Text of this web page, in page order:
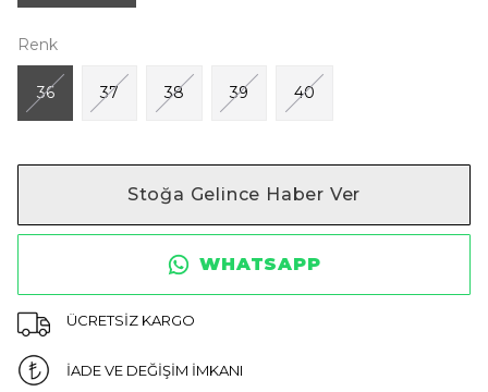
Renk
36 37 38 39 40
Stoğa Gelince Haber Ver
WHATSAPP
ÜCRETSİZ KARGO
İADE VE DEĞİŞİM İMKANI